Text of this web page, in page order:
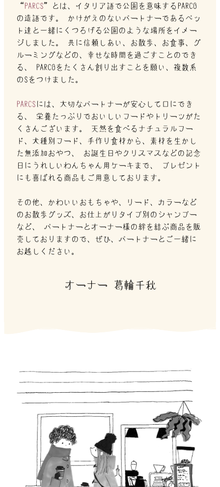
“ PARCS”とは、イタリア語で公園を意味するPARCO
の造語です。
かけがえのないパートナーであるペッ
ト達と一緒にくつろげる公園のような場所をイメー
ジしました。
共に信頼しあい、お散歩、お食事、グ
ルーミングなどの、幸せな時間を過ごすことのでき
る、
PARCOをたくさん創り出すことを願い、複数系
のSをつけました。
PARCSには、大切なパートナーが安心して口にでき
る、
栄養たっぷりでおいしいフードやトリーツがた
くさんございます。
天然を食べるナチュラルフー
ド、犬種別フード、手作り食材から、素材を生かし
た無添加おやつ、
お誕生日やクリスマスなどの記念
日にうれしいわんちゃん用ケーキまで、
プレゼント
にも喜ばれる商品もご用意しております。
その他、かわいいおもちゃや、リード、カラーなど
のお散歩グッズ、お仕上がりタイプ別のシャンプー
など、
パートナーとオーナー様の絆を結ぶ商品を販
売しておりますので、ぜひ、パートナーとご一緒に
お越しください。
オーナー 葛輪千秋